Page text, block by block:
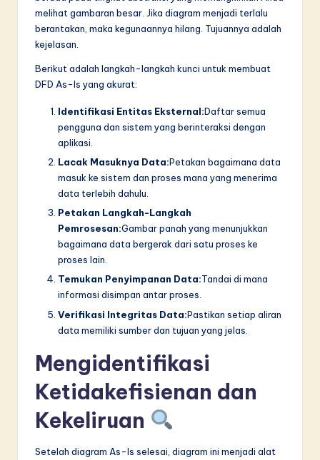
melihat gambaran besar. Jika diagram menjadi terlalu
berantakan, maka kegunaannya hilang. Tujuannya adalah
kejelasan.
Berikut adalah langkah-langkah kunci untuk membuat
DFD As-Is yang akurat:
Identifikasi Entitas Eksternal:Daftar semua
pengguna dan sistem yang berinteraksi dengan
aplikasi.
Lacak Masuknya Data:Petakan bagaimana data
masuk ke sistem dan proses mana yang menerima
data terlebih dahulu.
Petakan Langkah-Langkah
Pemrosesan:Gambar panah yang menunjukkan
bagaimana data bergerak dari satu proses ke
proses lain.
Temukan Penyimpanan Data:Tandai di mana
informasi disimpan antar proses.
Verifikasi Integritas Data:Pastikan setiap aliran
data memiliki sumber dan tujuan yang jelas.
Mengidentifikasi
Ketidakefisienan dan
Kekeliruan
Setelah diagram As-Is selesai, diagram ini menjadi alat